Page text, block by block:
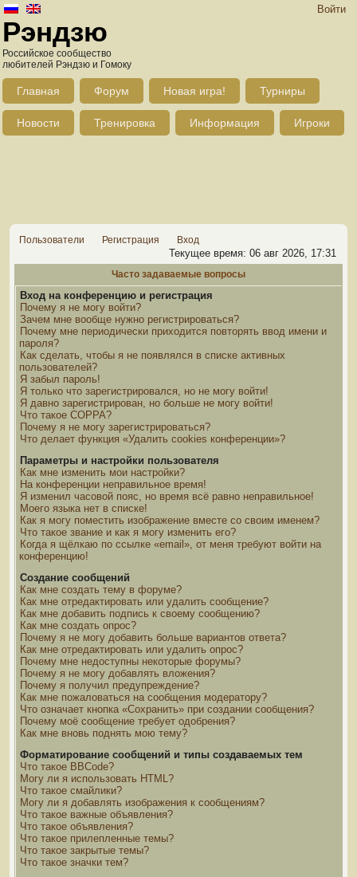
Войти
Рэндзю
Российское сообщество
любителей Рэндзю и Гомоку
Главная Форум Новая игра! Турниры
Новости Тренировка Информация Игроки
Пользователи Регистрация Вход
Текущее время: 06 авг 2026, 17:31
Часто задаваемые вопросы
Вход на конференцию и регистрация
Почему я не могу войти?
Зачем мне вообще нужно регистрироваться?
Почему мне периодически приходится повторять ввод имени и
пароля?
Как сделать, чтобы я не появлялся в списке активных
пользователей?
Я забыл пароль!
Я только что зарегистрировался, но не могу войти!
Я давно зарегистрирован, но больше не могу войти!
Что такое COPPA?
Почему я не могу зарегистрироваться?
Что делает функция «Удалить cookies конференции»?
Параметры и настройки пользователя
Как мне изменить мои настройки?
На конференции неправильное время!
Я изменил часовой пояс, но время всё равно неправильное!
Моего языка нет в списке!
Как я могу поместить изображение вместе со своим именем?
Что такое звание и как я могу изменить его?
Когда я щёлкаю по ссылке «email», от меня требуют войти на
конференцию!
Создание сообщений
Как мне создать тему в форуме?
Как мне отредактировать или удалить сообщение?
Как мне добавить подпись к своему сообщению?
Как мне создать опрос?
Почему я не могу добавить больше вариантов ответа?
Как мне отредактировать или удалить опрос?
Почему мне недоступны некоторые форумы?
Почему я не могу добавлять вложения?
Почему я получил предупреждение?
Как мне пожаловаться на сообщения модератору?
Что означает кнопка «Сохранить» при создании сообщения?
Почему моё сообщение требует одобрения?
Как мне вновь поднять мою тему?
Форматирование сообщений и типы создаваемых тем
Что такое BBCode?
Могу ли я использовать HTML?
Что такое смайлики?
Могу ли я добавлять изображения к сообщениям?
Что такое важные объявления?
Что такое объявления?
Что такое прилепленные темы?
Что такое закрытые темы?
Что такое значки тем?